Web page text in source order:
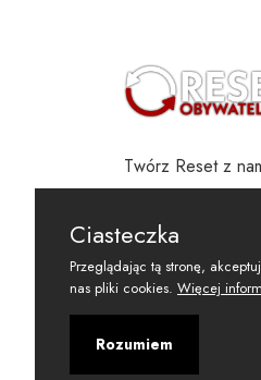
Twórz Reset z
i wspieraj
Ciasteczka
Przeglądając tą stronę,
nas pliki cookies. Więcej
Rozumiem